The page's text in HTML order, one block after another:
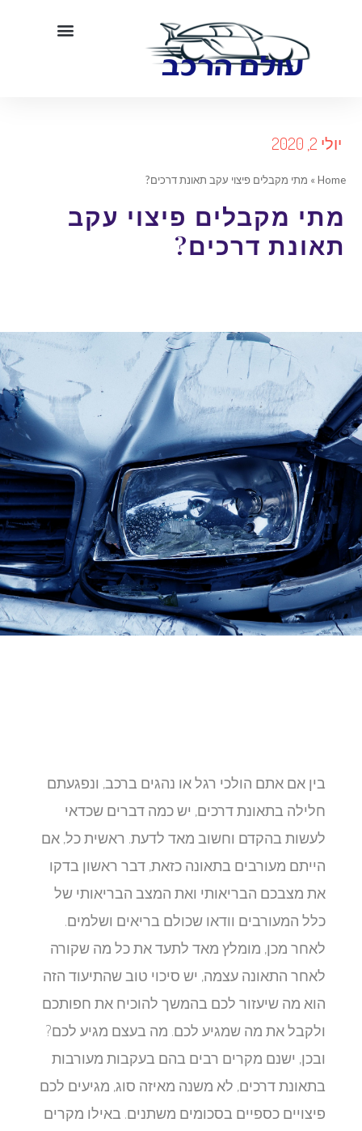
2, 2020
»מתי מקבלים פיצוי עקב תאונת דרכים?
מקבלים פיצוי עקב
דרכים?
בין אם אתם הולכי רגל או נהגים ברכב, ונפגעתם
חלילה בתאונת דרכים, יש כמה דברים שכדאי
לעשות בהקדם וחשוב מאד לדעת. ראשית כל, אם
הייתם מעורבים בתאונה כזאת, דבר ראשון בדקו
את מצבכם הבריאותי ואת המצב הבריאותי של
כלל המעורבים וודאו שכולם בריאים ושלמים.
לאחר מכן, מומלץ מאד לתעד את כל מה שקורה
לאחר התאונה עצמה, יש סיכוי טוב שהתיעוד הזה
הוא מה שיעזור לכם בהמשך להוכיח את חפותכם
ולקבל את מה שמגיע לכם. מה בעצם מגיע לכם?
ובכן, ישנם מקרים רבים בהם בעקבות מעורבות
בתאונת דרכים, לא משנה מאיזה סוג, מגיעים לכם
פיצויים כספיים בסכומים משתנים. באילו מקרים